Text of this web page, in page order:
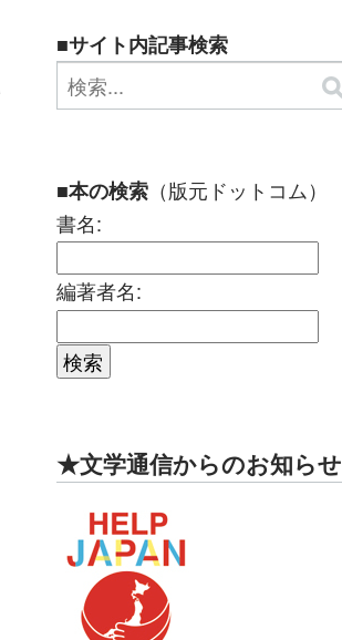
■サイト内記事検索
■本の検索（版元ドットコム）
書名:
編著者名:
★文学通信からのお知らせ